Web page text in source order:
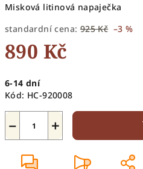
Misková litinová napaječka
standardní cena: 925 Kč –3 %
890 Kč
cena:
6-14 dní
Kód: HC-920008
+
−